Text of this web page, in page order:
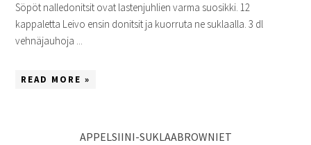
Söpöt nalledonitsit ovat lastenjuhlien varma suosikki. 12
kappaletta Leivo ensin donitsit ja kuorruta ne suklaalla. 3 dl
vehnäjauhoja ...
READ MORE »
APPELSIINI-SUKLAABROWNIET